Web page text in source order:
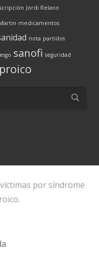
Jordi Relano
medicamentos
nota partidos
sanofi seguridad
por síndrome